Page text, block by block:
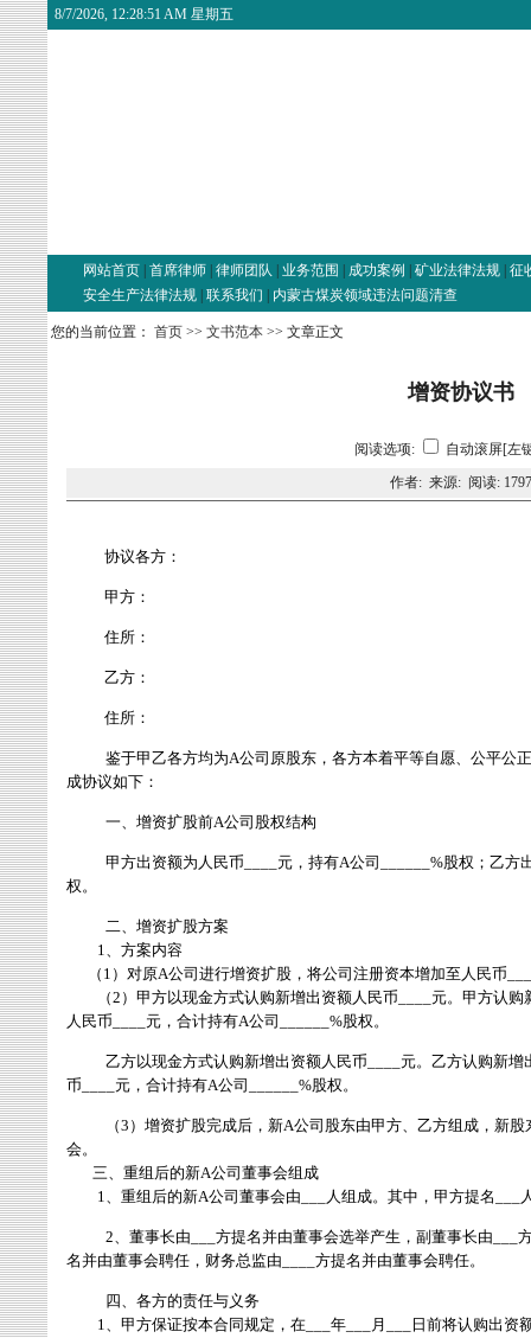
8/7/2026, 12:28:52 AM 星期五
网站首页 首席律师 律师团队 业务范围 成功案例 矿业法律法规 征
安全生产法律法规 联系我们 内蒙古煤炭领域违法问题清查
您的当前位置： 首页 >> 文书范本 >> 文章正文
增资协议书
阅读选项:
自动滚屏[左
作者: 来源: 阅读: 1797
协议各方：
甲方：
住所：
乙方：
住所：
鉴于甲乙各方均为A公司原股东，各方本着平等自愿、公平公
成协议如下：
一、增资扩股前A公司股权结构
甲方出资额为人民币 元，持有A公司 ______%股权；乙方
权。
二、增资扩股方案
1、方案内容
（ 1 ）对原A公司进行增资扩股，将公司注册资本增加至人民币
（2 ）甲方以现金方式认购新增出资额人民币
元。甲方认购
人民币
元，合计持有A公司 ______%股权。
乙方以现金方式认购新增出资额人民币
元。乙方认购新增
币
元，合计持有A公司 ______%股权。
（3 ）增资扩股完成后，新A公司股东由甲方、乙方组成，新
会。
三、重组后的新A公司董事会组成
1、重组后的新A公司董事会由 人组成。其中，甲方提名
2、董事长由 方提名并由董事会选举产生，副董事长由
名并由董事会聘任，财务总监由
方提名并由董事会聘任。
四、各方的责任与义务
1、甲方保证按本合同规定，在 年 月
日前将认购出资